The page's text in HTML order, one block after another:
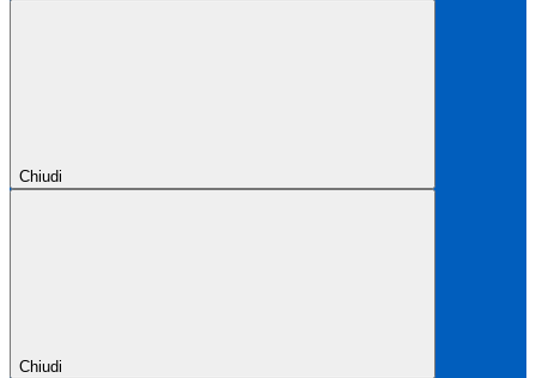
Chiudi
Chiudi